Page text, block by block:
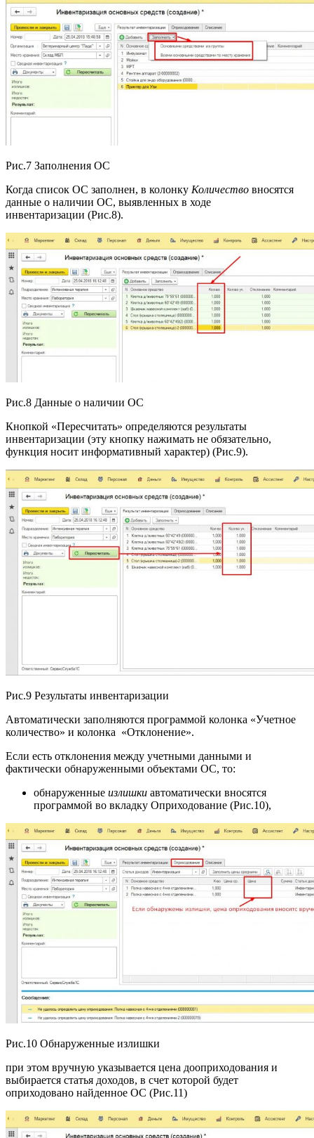
Рис.7 Заполнения ОС
Когда список ОС заполнен, в колонку Количество вносятся
данные о наличии ОС, выявленных в ходе
инвентаризации (Рис.8).
Рис.8 Данные о наличии ОС
Кнопкой «Пересчитать» определяются результаты
инвентаризации (эту кнопку нажимать не обязательно,
функция носит информативный характер) (Рис.9).
Рис.9 Результаты инвентаризации
Автоматически заполняются программой колонка «Учетное
количество» и колонка «Отклонение».
Если есть отклонения между учетными данными и
фактически обнаруженными объектами ОС, то:
обнаруженные излишки автоматически вносятся
программой во вкладку Оприходование (Рис.10),
Рис.10 Обнаруженные излишки
при этом вручную указывается цена дооприходования и
выбирается статья доходов, в счет которой будет
оприходовано найденное ОС (Рис.11)